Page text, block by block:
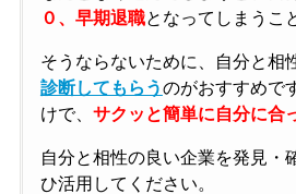
０、早期退職となってしまうこ
そうならないために、自分と相
診断してもらうのがおすすめで
けで、 サクッと簡単に自分に合
自分と相性の良い企業を発見・
ひ活用してください。